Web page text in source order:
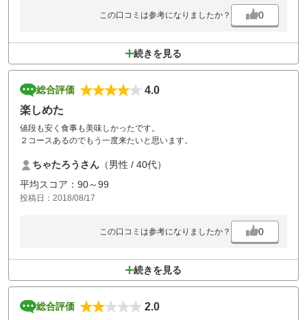
この口コミは参考になりましたか？ 0
続きを見る
総合評価
4.0
楽しめた
値段も安く食事も美味しかったです。
２コースあるのでもう一度来たいと思います。
ちゃたろうさん （男性 / 40代）
平均スコア：90～99
投稿日：2018/08/17
この口コミは参考になりましたか？ 0
続きを見る
総合評価
2.0